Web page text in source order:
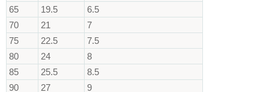
65
19.5
6.5
70
21
7
75
22.5
7.5
80
24
8
85
25.5
8.5
90
27
9